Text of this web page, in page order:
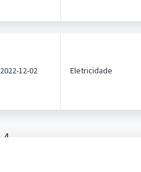
2022-12-02 Eletricidade
4